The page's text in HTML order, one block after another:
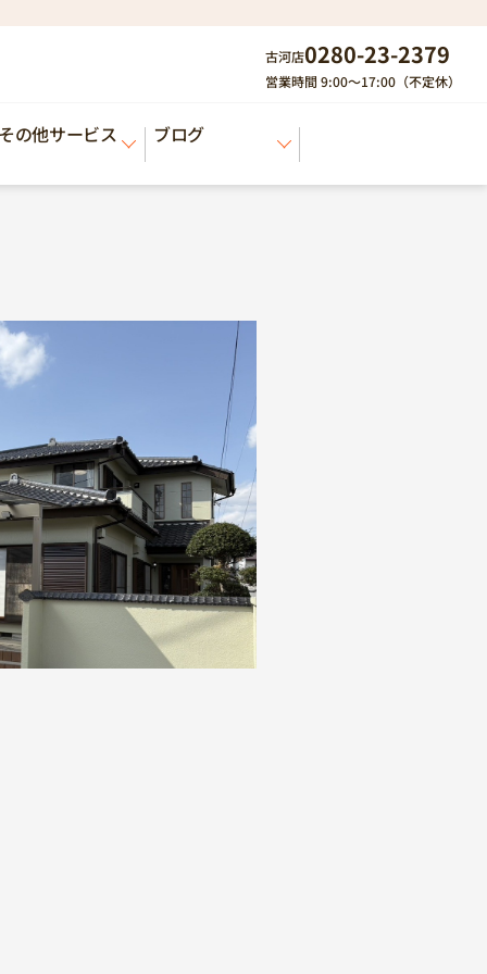
古河店0280-23-2379
営業時間 9:00～17:00（不定休）
の他サービス ブログ